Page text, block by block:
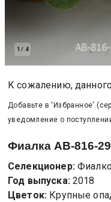
1 / 4
К сожалению,
Добавьте в 'Избранное'
уведомление о
Фиалка АВ-816-
Селекционер:
Год выпуска: 2018
Цветок: Крупные